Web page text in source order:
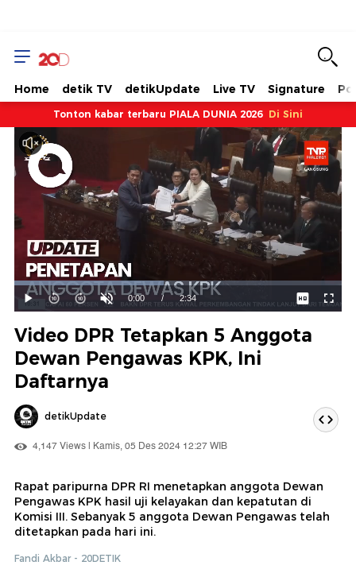
Home detik TV detikUpdate Live TV Signature
Tonton kabar terbaru PIALA DUNIA 2026 Di Sini
Mainkan
Suara
Hidup
Waktu
0:00 / Durasi
2:34
Dimuat:
45.66%
Video DPR Tetapkan 5 Anggota
Dewan Pengawas KPK, Ini
Daftarnya
detikUpdate
4,147 Views | Kamis, 05 Des 2024 12:27 WIB
Rapat paripurna DPR RI menetapkan anggota Dewan
Pengawas KPK hasil uji kelayakan dan kepatutan di
Komisi III. Sebanyak 5 anggota Dewan Pengawas telah
ditetapkan pada hari ini.
Fandi Akbar - 20DETIK